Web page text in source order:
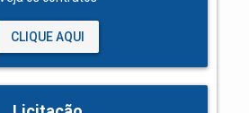
CLIQUE AQUI